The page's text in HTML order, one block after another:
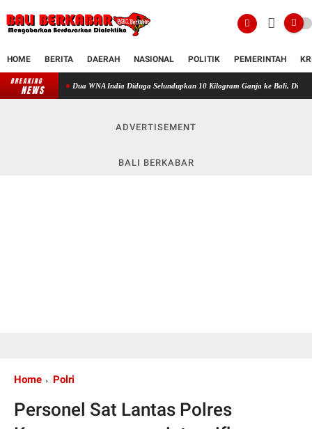
HOME BERITA DAERAH NASIONAL POLITIK PEMERINTAH
BREAKING
NEWS
Dua WNA India Diduga Selundupkan 10 Kilogram Ganja ke Bali, Disamarkan dalam
ADVERTISEMENT
BALI BERKABAR
Home Polri
Personel Sat Lantas Polres